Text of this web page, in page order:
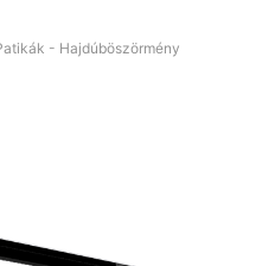
- Hajdúböszörmény